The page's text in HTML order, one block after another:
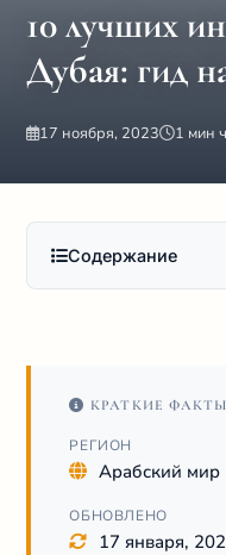
10 лучших
Дубая: гид
17 ноября, 2023 1 мин
Содержание
КРАТКИЕ ФАКТЫ
РЕГИОН
Арабский мир
ОБНОВЛЕНО
17 января,